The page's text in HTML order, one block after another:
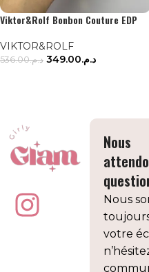
Viktor&Rolf Bonbon Couture EDP
VIKTOR&ROLF
د.م.536.00 د.م.349.00
Nous
Nous
votre